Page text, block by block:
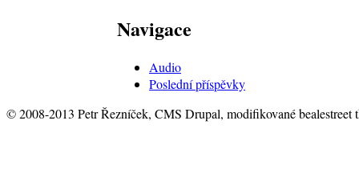
Navigace
Audio
Poslední příspěvky
© 2008-2013 Petr Řezníček, CMS Drupal, modifikované bealestreet